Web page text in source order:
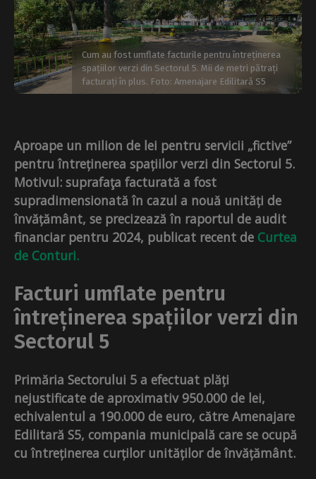
Cum au fost umflate facturile pentru întreținerea
spațiilor verzi din Sectorul 5. Mii de metri pătrați
facturați în plus. Foto: Amenajare Edilitară S5
Aproape un milion de lei pentru servicii „fictive”
pentru întreținerea spațiilor verzi din Sectorul 5.
Motivul: suprafaţa facturată a fost
supradimensionată în cazul a nouă unități de
învățământ, se precizează în raportul de audit
financiar pentru 2024, publicat recent de Curtea
de Conturi.
Facturi umflate pentru
întreținerea spațiilor verzi din
Sectorul 5
Primăria Sectorului 5 a efectuat plăți
nejustificate de aproximativ 950.000 de lei,
echivalentul a 190.000 de euro, către Amenajare
Edilitară S5, compania municipală care se ocupă
cu întreținerea curților unităților de învățământ.